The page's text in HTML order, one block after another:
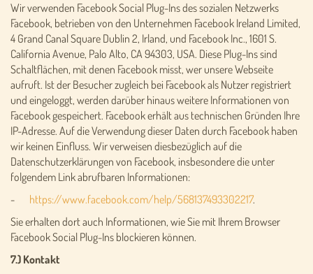
Wir verwenden Facebook Social Plug-Ins des sozialen Netzwerks
Facebook, betrieben von den Unternehmen Facebook Ireland Limited,
4 Grand Canal Square Dublin 2, Irland, und Facebook Inc., 1601 S.
California Avenue, Palo Alto, CA 94303, USA. Diese Plug-Ins sind
Schaltflächen, mit denen Facebook misst, wer unsere Webseite
aufruft. Ist der Besucher zugleich bei Facebook als Nutzer registriert
und eingeloggt, werden darüber hinaus weitere Informationen von
Facebook gespeichert. Facebook erhält aus technischen Gründen Ihre
IP-Adresse. Auf die Verwendung dieser Daten durch Facebook haben
wir keinen Einfluss. Wir verweisen diesbezüglich auf die
Datenschutzerklärungen von Facebook, insbesondere die unter
folgendem Link abrufbaren Informationen:
- https://www.facebook.com/help/568137493302217.
Sie erhalten dort auch Informationen, wie Sie mit Ihrem Browser
Facebook Social Plug-Ins blockieren können.
7.) Kontakt